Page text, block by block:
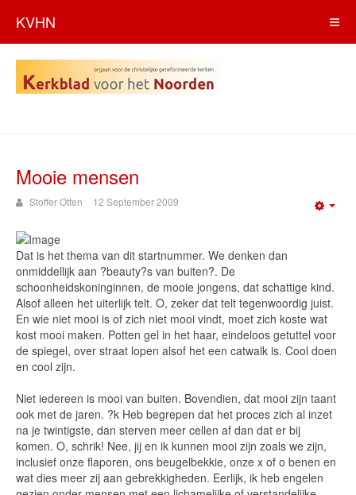
KVHN
Mooie mensen
Stoffer Otten 12 September 2009
Dat is het thema van dit startnummer. We denken dan
onmiddellijk aan ?beauty?s van buiten?. De
schoonheidskoninginnen, de mooie jongens, dat schattige kind.
Alsof alleen het uiterlijk telt. O, zeker dat telt tegenwoordig juist.
En wie niet mooi is of zich niet mooi vindt, moet zich koste wat
kost mooi maken. Potten gel in het haar, eindeloos getuttel voor
de spiegel, over straat lopen alsof het een catwalk is. Cool doen
en cool zijn.
Niet iedereen is mooi van buiten. Bovendien, dat mooi zijn taant
ook met de jaren. ?k Heb begrepen dat het proces zich al inzet
na je twintigste, dan sterven meer cellen af dan dat er bij
komen. O, schrik! Nee, jij en ik kunnen mooi zijn zoals we zijn,
inclusief onze flaporen, ons beugelbekkie, onze x of o benen en
wat dies meer zij aan gebrekkigheden. Eerlijk, ik heb engelen